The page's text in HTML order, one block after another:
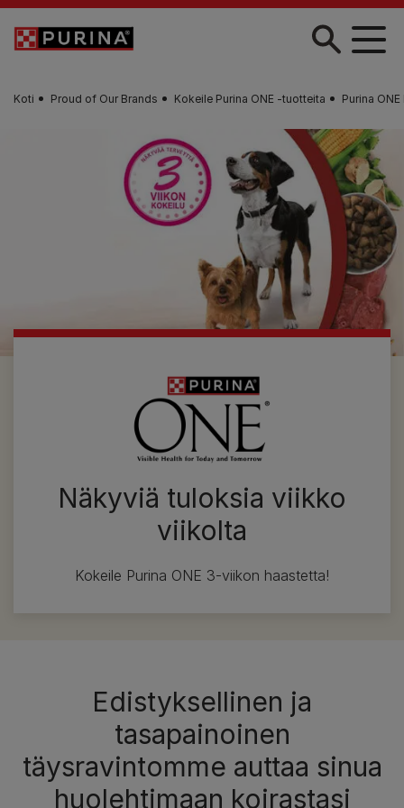
Skip to main content
Koti Proud of Our Brands Kokeile Purina ONE ‑tuotteita Purina
Näkyviä tuloksia viikko
viikolta
Kokeile Purina ONE 3-viikon haastetta!
Edistyksellinen ja
tasapainoinen
täysravintomme auttaa sinua
huolehtimaan koirastasi